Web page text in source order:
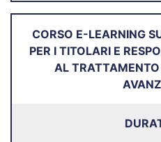
CORSO E-LEARNING
PER I TITOLARI E
AL TRATTAMENTO